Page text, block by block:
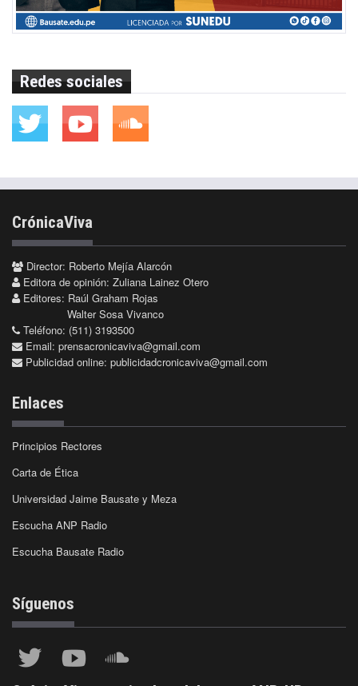
Redes sociales
CrónicaViva
Director: Roberto Mejía Alarcón
Editora de opinión: Zuliana Lainez Otero
Editores: Raúl Graham Rojas
Walter Sosa Vivanco
Teléfono: (511) 3193500
Email: prensacronicaviva@gmail.com
Publicidad online: publicidadcronicaviva@gmail.com
Enlaces
Principios Rectores
Carta de Ética
Universidad Jaime Bausate y Meza
Escucha ANP Radio
Escucha Bausate Radio
Síguenos